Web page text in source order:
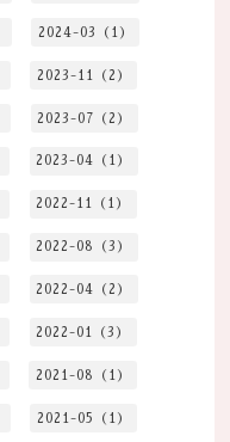
2024-03（1）
2023-11（2）
2023-07（2）
2023-04（1）
2022-11（1）
2022-08（3）
2022-04（2）
2022-01（3）
2021-08（1）
2021-05（1）